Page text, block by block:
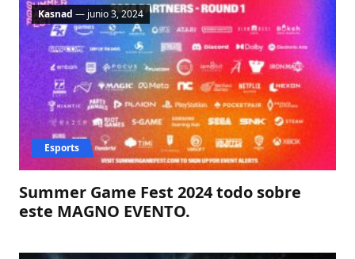
Summer Game Fest 2024 todo sobre
este MAGNO EVENTO.
Esports
Kasnad — junio 3, 2024